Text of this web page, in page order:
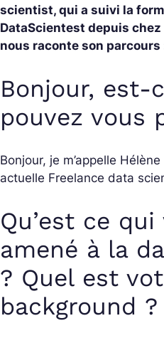
scientist, qui a suivi la
DataScientest depuis chez
nous raconte son parcours
Bonjour, est-
pouvez vous
Bonjour, je m’appelle
actuelle Freelance data
Qu’est ce
amené à la
? Quel est
background ?